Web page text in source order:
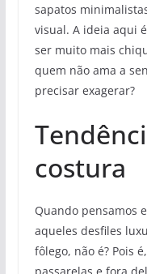
sapatos
visual. A ideia aqui
ser muito mais
quem não ama a
precisar exagerar?
costura
Quando pensamos
aqueles desfiles
fôlego, não é? Pois